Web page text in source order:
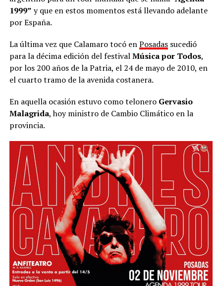
1999” y que en estos momentos está llevando adelante
por España.
La última vez que Calamaro tocó enPosadassucedió
para la décima edición del festivalMúsica por Todos,
por los 200 años de la Patria, el 24 de mayo de 2010, en
el cuarto tramo de la avenida costanera.
En aquella ocasión estuvo como telonero Gervasio
Malagrida, hoy ministro de Cambio Climático en la
provincia.